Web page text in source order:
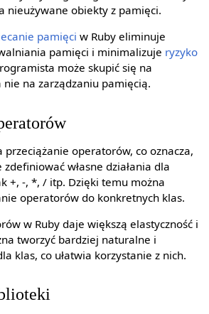
nieużywane obiekty z pamięci.
pamięci w Ruby eliminuje
pamięci i minimalizuje ryzyko
może skupić się na
na zarządzaniu pamięcią.
przeciążanie operatorów, co oznacza,
własne działania dla
+, -, *, / itp. Dzięki temu można
operatorów do konkretnych klas.
w Ruby daje większą elastyczność i
tworzyć bardziej naturalne i
klas, co ułatwia korzystanie z nich.